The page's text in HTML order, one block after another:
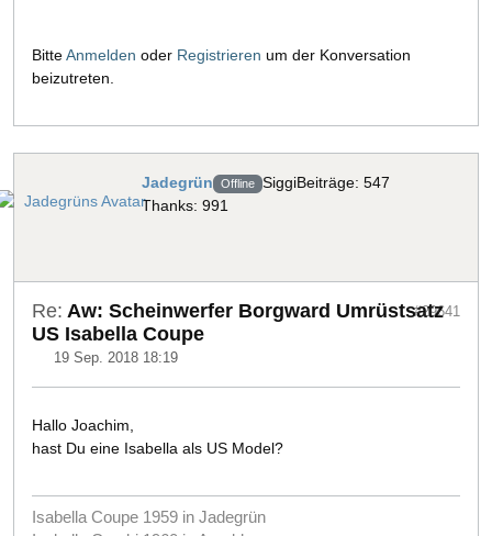
BitteAnmelden oder Registrieren um der Konversation
beizutreten.
Jadegrün Offline SiggiBeiträge: 547
Thanks: 991
Re: Aw: Scheinwerfer Borgward Umrüstsatz
US Isabella Coupe
19 Sep. 2018 18:19
#29641
Hallo Joachim,
hast Du eine Isabella als US Model?
Isabella Coupe 1959 in Jadegrün